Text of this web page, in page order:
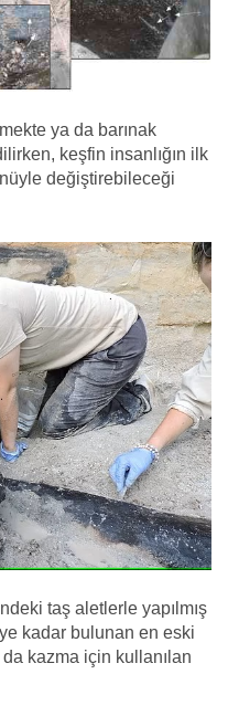
ya da barınak
keşfin insanlığın ilk
değiştirebileceği
taş aletlerle yapılmış
kadar bulunan en eski
kazma için kullanılan